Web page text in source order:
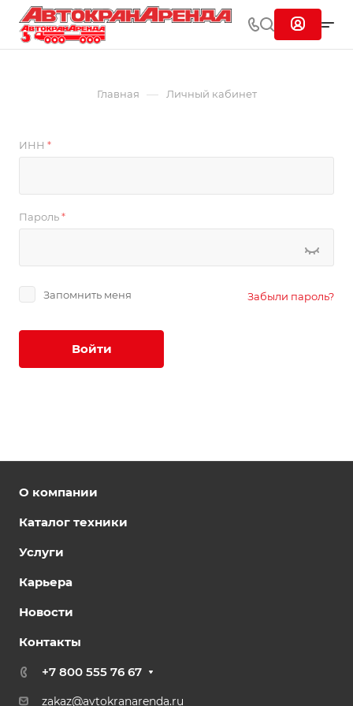
Главная — Личный кабинет
ИНН *
Пароль*
Запомнить меня Забыли пароль?
Войти
О компании
Каталог техники
Услуги
Карьера
Новости
Контакты
+7 800 555 76 67
zakaz@avtokranarenda.ru